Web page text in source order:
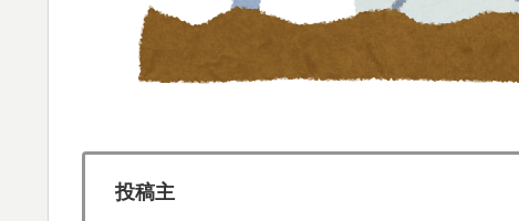
韓国人「韓国サッカー協会W杯予選で外国人審
韓国人「日本には韓国みたいなドラッグストア
英国人「ようこそ」冨安健洋、クリスタルパレ
投稿主